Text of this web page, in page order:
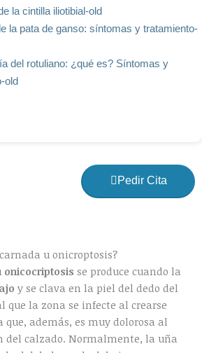
la cintilla iliotibial-old
la pata de ganso: síntomas y tratamiento-
del rotuliano: ¿qué es? Síntomas y
old
Pedir Cita
u onicroptosis?
onicocriptosis se produce cuando la
y se clava en la piel del dedo del
que la zona se infecte al crearse
además, es muy dolorosa al
del calzado. Normalmente, la uña